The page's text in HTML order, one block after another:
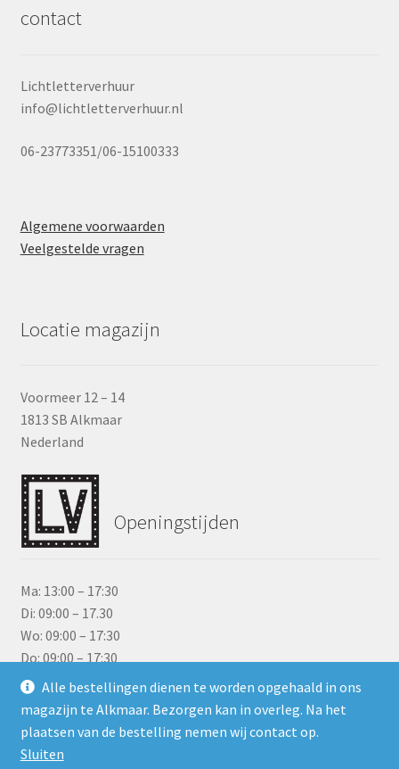
contact
Lichtletterverhuur
info@lichtletterverhuur.nl
06-23773351/06-15100333
Algemene voorwaarden
Veelgestelde vragen
Locatie magazijn
Voormeer 12 – 14
1813 SB Alkmaar
Nederland
Openingstijden
Ma: 13:00 – 17:30
Di: 09:00 – 17.30
Wo: 09:00 – 17:30
Do: 09:00 – 17:30
Vr: 09:00 – 17:30
Za: 09:00 – 17:00
Zo: Gesloten
Alle bestellingen dienen te worden opgehaald in ons
magazijn te Alkmaar. Bezorgen kan in overleg. Na het
plaatsen van de bestelling nemen wij contact op.
Sluiten